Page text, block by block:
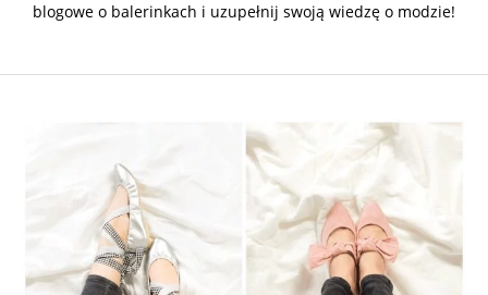
blogowe o balerinkach i uzupełnij swoją wiedzę o modzie!